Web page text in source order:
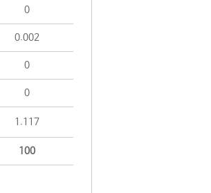
0
0.002
0
0
1.117
100